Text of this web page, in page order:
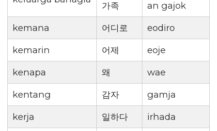
가족
an gajok
kemana
어디로
eodiro
kemarin
어제
eoje
kenapa
왜
wae
kentang
감자
gamja
kerja
일하다
irhada